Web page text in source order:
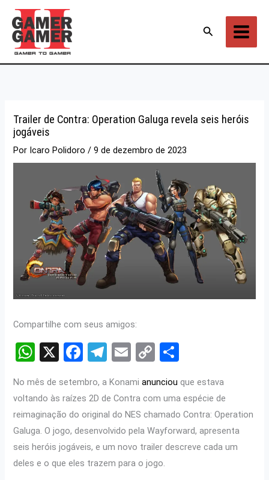
para
conteúdo
Pesquisar
Trailer de Contra: Operation Galuga revela seis heróis
jogáveis
Por Icaro Polidoro/9 de dezembro de 2023
Compartilhe com seus amigos:
W
at
s
A
p
p
X
F
ce
b
o
o
k
T
e
gr
a
m
E
ail
C
py
Li
n
k
ar
e
No mês de setembro, a Konamianunciou que estava
voltando às raízes 2D de Contra com uma espécie de
reimaginação do original do NES chamado Contra: Operation
Galuga. O jogo, desenvolvido pela Wayforward, apresenta
seis heróis jogáveis, e um novo trailer descreve cada um
deles e o que eles trazem para o jogo.